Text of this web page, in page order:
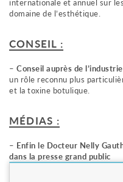
internationale et annuel sur
domaine de l’esthétique.
CONSEIL :
– Conseil auprès de
un rôle reconnu plus
et la toxine botulique.
MÉDIAS :
– Enfin le Docteur Nelly
dans la presse grand public